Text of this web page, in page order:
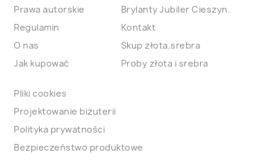
Prawa autorskie
Regulamin
O nas
Jak kupować
Brylanty Jubiler Cieszyn.
Kontakt
Skup złota,srebra
Proby złota i srebra
Pliki cookies
Projektowanie biżuterii
Polityka prywatności
Bezpieczeństwo produktowe